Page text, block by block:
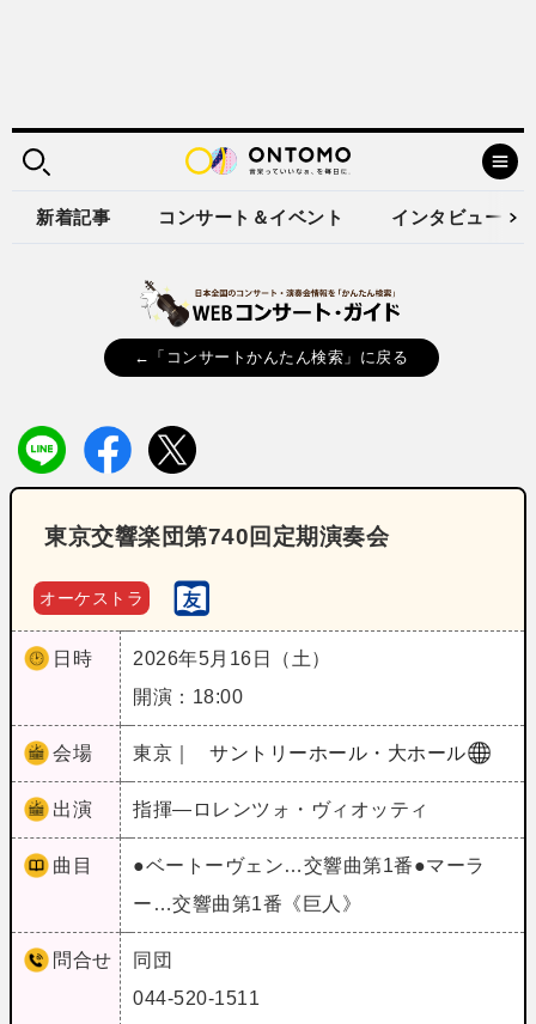
新着記事 コンサート＆イベント インタビュー
←「コンサートかんたん検索」に戻る
東京交響楽団第740回定期演奏会
オーケストラ
日時
2026年5月16日（土）
開演：18:00
会場 東京｜ サントリーホール・大ホール
出演 指揮―ロレンツォ・ヴィオッティ
曲目
●ベートーヴェン…交響曲第1番●マーラ
ー…交響曲第1番《巨人》
問合せ
同団
044-520-1511